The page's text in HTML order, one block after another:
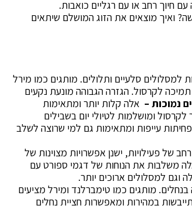
חיוך רחב או עם רגליים כואבות.
ואיך מוצאים את הזוג המושלם שיתאים
סלעיים ותלולים. מותגים כמו מירל
לקרסול. הגזרה הגבוהה מונעת נקעים
נמוכות – אלה קלות יותר ומתאימות
ומושלמות לטיולי יום בשבילים
עייפות ומתאימות גם למי שרוצה לשלב
של פעילויות, ישנן אפשרויות מצוינות של
משלבות את הנוחות של דגמי ספורט עם
וגם למסלולים ארוכים יותר.
מותגים כמו טימברלנד ומירל מציעים
במהירות ומאפשרות חציית נחלים